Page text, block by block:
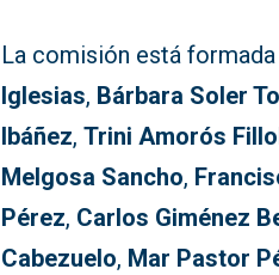
La comisión está
Iglesias, Bárbara Soler
Ibáñez,Trini Amorós
Melgosa Sancho,
Pérez, Carlos Giménez
Cabezuelo, Mar Pastor